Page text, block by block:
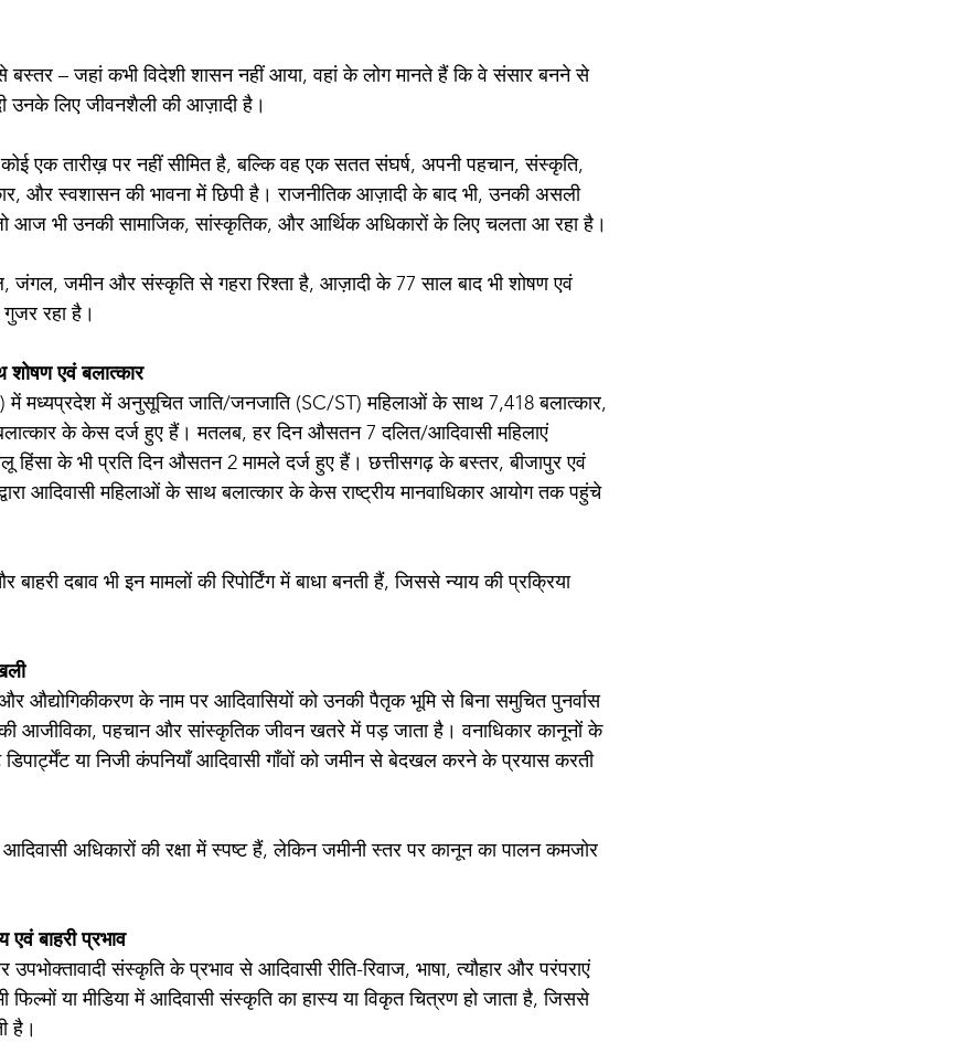
बस्तर – जहां कभी विदेशी शासन नहीं आया, वहां के लोग मानते हैं कि वे संसार बनने से
लिए जीवनशैली की आज़ादी है।
एक तारीख़ पर नहीं सीमित है, बल्कि वह एक सतत संघर्ष, अपनी पहचान, संस्कृति,
और स्वशासन की भावना में छिपी है। राजनीतिक आज़ादी के बाद भी, उनकी असली
आज भी उनकी सामाजिक, सांस्कृतिक, और आर्थिक अधिकारों के लिए चलता आ रहा है।
जंगल, जमीन और संस्कृति से गहरा रिश्ता है, आज़ादी के 77 साल बाद भी शोषण एवं
रहा है।
एवं बलात्कार
में मध्यप्रदेश में अनुसूचित जाति/जनजाति (SC/ST) महिलाओं के साथ 7,418 बलात्कार,
के केस दर्ज हुए हैं। मतलब, हर दिन औसतन 7 दलित/आदिवासी महिलाएं
हिंसा के भी प्रति दिन औसतन 2 मामले दर्ज हुए हैं। छत्तीसगढ़ के बस्तर, बीजापुर एवं
आदिवासी महिलाओं के साथ बलात्कार के केस राष्ट्रीय मानवाधिकार आयोग तक पहुंचे
दबाव भी इन मामलों की रिपोर्टिंग में बाधा बनती हैं, जिससे न्याय की प्रक्रिया
औद्योगिकीकरण के नाम पर आदिवासियों को उनकी पैतृक भूमि से बिना समुचित पुनर्वास
आजीविका, पहचान और सांस्कृतिक जीवन खतरे में पड़ जाता है। वनाधिकार कानूनों के
या निजी कंपनियाँ आदिवासी गाँवों को जमीन से बेदखल करने के प्रयास करती
अधिकारों की रक्षा में स्पष्ट हैं, लेकिन जमीनी स्तर पर कानून का पालन कमजोर
बाहरी प्रभाव
उपभोक्तावादी संस्कृति के प्रभाव से आदिवासी रीति-रिवाज, भाषा, त्यौहार और परंपराएं
या मीडिया में आदिवासी संस्कृति का हास्य या विकृत चित्रण हो जाता है, जिससे
है।